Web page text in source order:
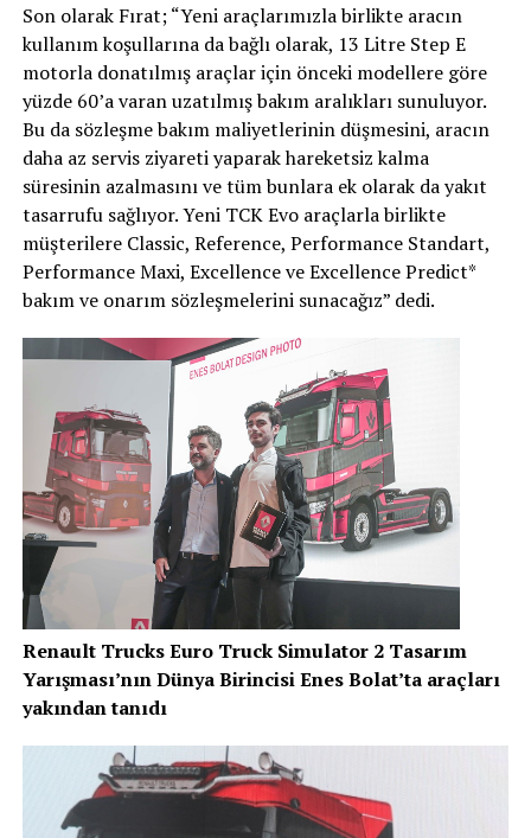
Son olarak Fırat; “Yeni araçlarımızla birlikte aracın
kullanım koşullarına da bağlı olarak, 13 Litre Step E
motorla donatılmış araçlar için önceki modellere göre
yüzde 60’a varan uzatılmış bakım aralıkları sunuluyor.
Bu da sözleşme bakım maliyetlerinin düşmesini, aracın
daha az servis ziyareti yaparak hareketsiz kalma
süresinin azalmasını ve tüm bunlara ek olarak da yakıt
tasarrufu sağlıyor. Yeni TCK Evo araçlarla birlikte
müşterilere Classic, Reference, Performance Standart,
Performance Maxi, Excellence ve Excellence Predict*
bakım ve onarım sözleşmelerini sunacağız” dedi.
Renault Trucks Euro Truck Simulator 2 Tasarım
Yarışması’nın Dünya Birincisi Enes Bolat’ta araçları
yakından tanıdı